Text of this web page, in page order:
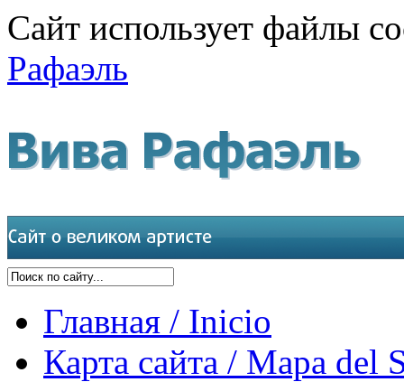
Сайт использует файлы
Рафаэль
Главная / Inicio
Карта сайта / Mapa del